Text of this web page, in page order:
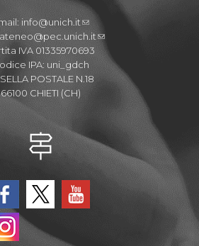
info@unich.it
ateneo@pec.unich.it
IVA 01335970693
IPA: uni_gdch
POSTALE N.18
66100 CHIETI (CH)